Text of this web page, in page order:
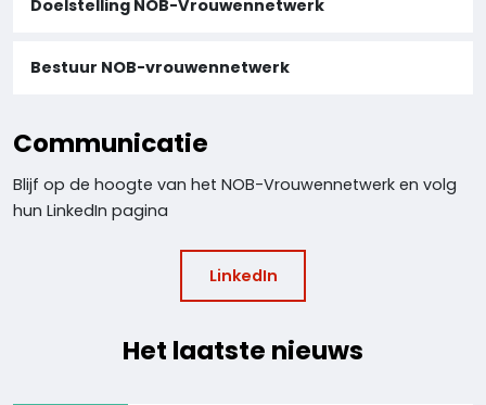
Doelstelling NOB-Vrouwennetwerk
Bestuur NOB-vrouwennetwerk
Communicatie
Blijf op de hoogte van het NOB-Vrouwennetwerk en volg
hun LinkedIn pagina
LinkedIn
Het laatste nieuws